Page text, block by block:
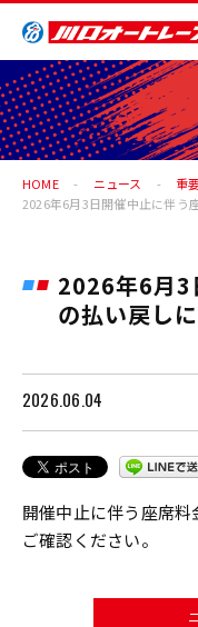
HOME ニュース
重
2026年6月3日開催中止に伴う
2026年6月3
の払い戻し
2026.06.04
開催中止に伴う座席料
ご確認ください。